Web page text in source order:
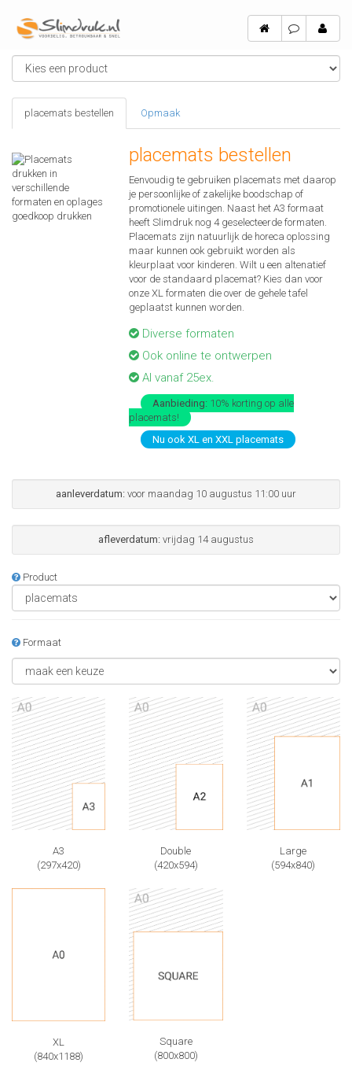
placemats bestellen Opmaak
placemats bestellen
Eenvoudig te gebruiken placemats met daarop
je persoonlijke of zakelijke boodschap of
promotionele uitingen. Naast het A3 formaat
heeft Slimdruk nog 4 geselecteerde formaten.
Placemats zijn natuurlijk de horeca oplossing
maar kunnen ook gebruikt worden als
kleurplaat voor kinderen. Wilt u een altenatief
voor de standaard placemat? Kies dan voor
onze XL formaten die over de gehele tafel
geplaatst kunnen worden.
Diverse formaten
Ook online te ontwerpen
Al vanaf 25ex.
Aanbieding: 10% korting op alle
placemats!
Nu ook XL en XXL placemats
aanleverdatum: voor maandag 10 augustus 11:00 uur
afleverdatum: vrijdag 14 augustus
Product
Formaat
A3
(297x420)
Double
(420x594)
Large
(594x840)
XL
(840x1188)
Square
(800x800)